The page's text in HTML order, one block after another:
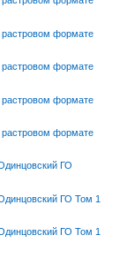
растровом формате
растровом формате
растровом формате
растровом формате
ГО
ГО Том 1
ГО Том 1